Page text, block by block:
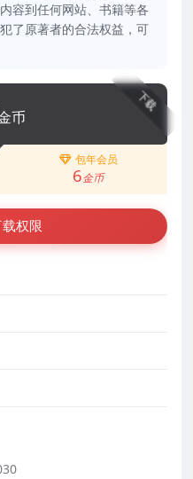
容到任何网站、书籍等各
了原著者的合法权益，可
下载
币
包年会员
6金币
权限